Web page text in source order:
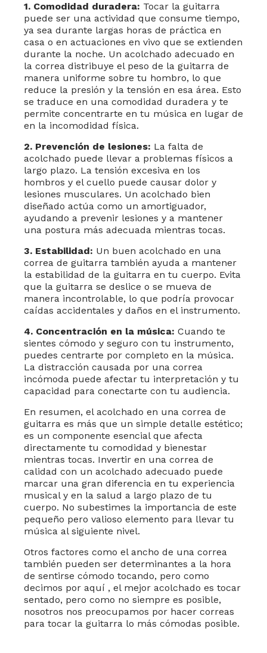
1. Comodidad duradera: Tocar la guitarra
puede ser una actividad que consume tiempo,
ya sea durante largas horas de práctica en
casa o en actuaciones en vivo que se extienden
durante la noche. Un acolchado adecuado en
la correa distribuye el peso de la guitarra de
manera uniforme sobre tu hombro, lo que
reduce la presión y la tensión en esa área. Esto
se traduce en una comodidad duradera y te
permite concentrarte en tu música en lugar de
en la incomodidad física.
2. Prevención de lesiones: La falta de
acolchado puede llevar a problemas físicos a
largo plazo. La tensión excesiva en los
hombros y el cuello puede causar dolor y
lesiones musculares. Un acolchado bien
diseñado actúa como un amortiguador,
ayudando a prevenir lesiones y a mantener
una postura más adecuada mientras tocas.
3. Estabilidad: Un buen acolchado en una
correa de guitarra también ayuda a mantener
la estabilidad de la guitarra en tu cuerpo. Evita
que la guitarra se deslice o se mueva de
manera incontrolable, lo que podría provocar
caídas accidentales y daños en el instrumento.
4. Concentración en la música: Cuando te
sientes cómodo y seguro con tu instrumento,
puedes centrarte por completo en la música.
La distracción causada por una correa
incómoda puede afectar tu interpretación y tu
capacidad para conectarte con tu audiencia.
En resumen, el acolchado en una correa de
guitarra es más que un simple detalle estético;
es un componente esencial que afecta
directamente tu comodidad y bienestar
mientras tocas. Invertir en una correa de
calidad con un acolchado adecuado puede
marcar una gran diferencia en tu experiencia
musical y en la salud a largo plazo de tu
cuerpo. No subestimes la importancia de este
pequeño pero valioso elemento para llevar tu
música al siguiente nivel.
Otros factores como el ancho de una correa
también pueden ser determinantes a la hora
de sentirse cómodo tocando, pero como
decimos por aquí , el mejor acolchado es tocar
sentado, pero como no siempre es posible,
nosotros nos preocupamos por hacer correas
para tocar la guitarra lo más cómodas posible.